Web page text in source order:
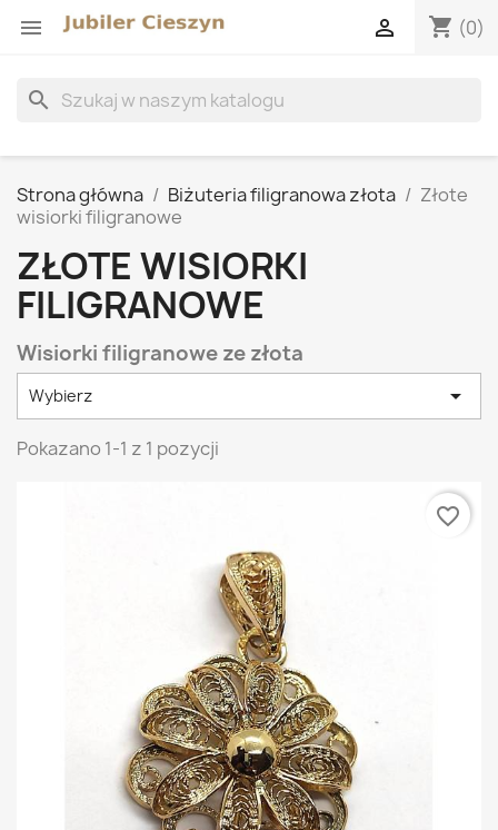
 shopping_cart (0)

search
Strona główna Biżuteria filigranowa złota
Złote
wisiorki filigranowe
ZŁOTE WISIORKI
FILIGRANOWE
Wisiorki filigranowe ze złota
Wybierz 
Pokazano 1-1 z 1 pozycji
favorite_border